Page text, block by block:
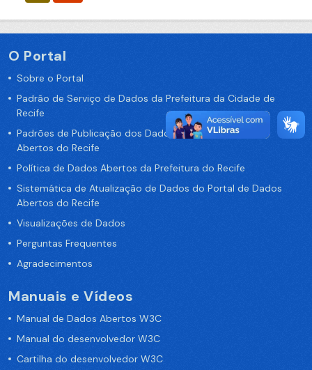
O Portal
Sobre o Portal
Padrão de Serviço de Dados da Prefeitura da Cidade de
Recife
Padrões de Publicação dos Dados no Portal de Dados
Abertos do Recife
Política de Dados Abertos da Prefeitura do Recife
Sistemática de Atualização de Dados do Portal de Dados
Abertos do Recife
Visualizações de Dados
Perguntas Frequentes
Agradecimentos
Manuais e Vídeos
Manual de Dados Abertos W3C
Manual do desenvolvedor W3C
Cartilha do desenvolvedor W3C